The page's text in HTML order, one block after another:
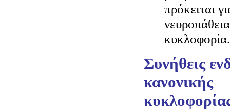
πρόκειται
κυκλοφορία.
Συνήθεις
κανονικής